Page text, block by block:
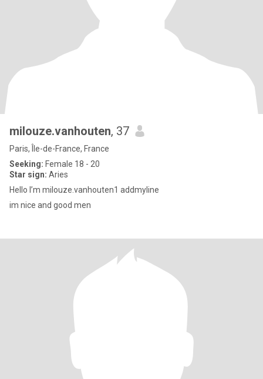
milouze.vanhouten, 37
Paris, Île-de-France, France
Seeking: Female 18 - 20
Star sign: Aries
Hello I’m milouze.vanhouten1 addmyline
im nice and good men